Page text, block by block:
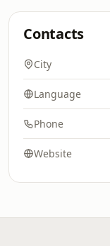
Contacts
City
Language
Phone
Website